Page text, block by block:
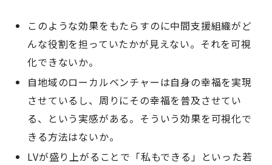
このような効果をもたらすのに中間支援組織がど
んな役割を担っていたかが見えない。それを可視
化できないか。
自地域のローカルベンチャーは自身の幸福を実現
させているし、周りにその幸福を普及させてい
る、という実感がある。そういう効果を可視化で
きる方法はないか。
LVが盛り上がることで「私もできる」といった若